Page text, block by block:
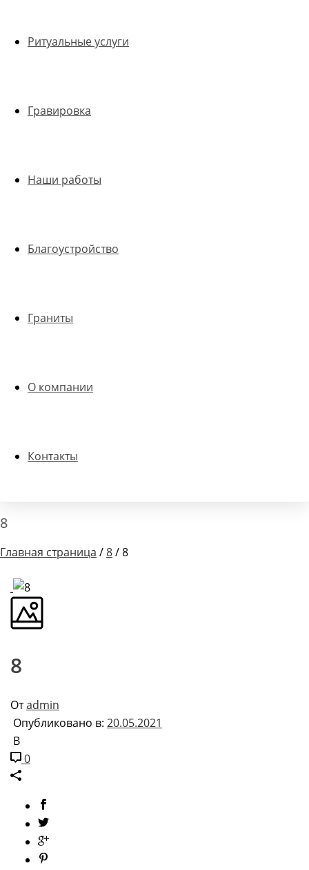
Ритуальные услуги
Гравировка
Наши работы
Благоустройство
Граниты
О компании
Контакты
8
Главная страница /8/ 8
8
Отadmin
Опубликовано в: 20.05.2021
В
0